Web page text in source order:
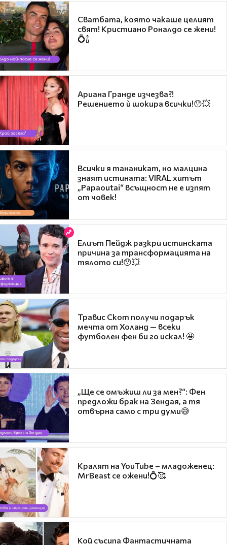
Сватбата, която чакаше целият
свят! Кристиано Роналдо се жени!
💍🍾
Ариана Гранде изчезва?!
Решението ѝ шокира всички!😯💥
Всички я тананикат, но малцина
знаят истината: VIRAL хитът
„Papaoutai“ всъщност не е изпят
от човек!
Елиът Пейдж разкри истинската
причина за трансформацията на
тялото си!😯💥
Травис Скот получи подарък
мечта от Холанд — всеки
футболен фен би го искал! 🤩
„Ще се омъжиш ли за мен?“: Фен
предложи брак на Зендая, а тя
отвърна само с три думи😅
Кралят на YouTube – младоженец:
MrBeast се ожени!💍🥰
Кой съсипа Фантастичната